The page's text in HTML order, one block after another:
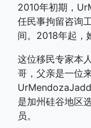
2010年初期，
任民事拘留咨询
间。2018年起，
这位移民专家本
哥，父亲是一位
是加州硅谷地区
员。